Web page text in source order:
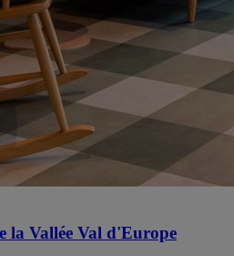
la Vallée Val d'Europe